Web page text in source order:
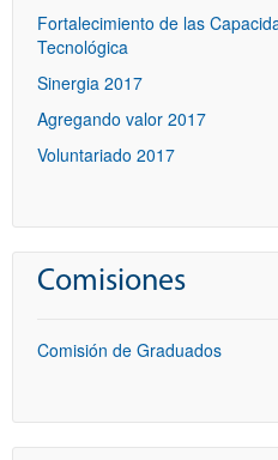
Fortalecimiento de las
Tecnológica
Sinergia 2017
Agregando valor 2017
Voluntariado 2017
Comisiones
Comisión de Graduados